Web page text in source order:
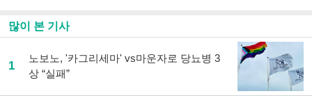
많이 본 기사
1
노보노, '카그리세마' vs마운자로 당뇨병 3
상 “실패”